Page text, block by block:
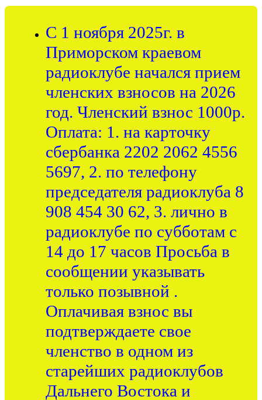
С 1 ноября 2025г. в
Приморском краевом
радиоклубе начался прием
членских взносов на 2026
год. Членский взнос 1000р.
Оплата: 1. на карточку
сбербанка 2202 2062 4556
5697, 2. по телефону
председателя радиоклуба 8
908 454 30 62, 3. лично в
радиоклубе по субботам с
14 до 17 часов Просьба в
сообщении указывать
только позывной .
Оплачивая взнос вы
подтверждаете свое
членство в одном из
старейших радиоклубов
Дальнего Востока и